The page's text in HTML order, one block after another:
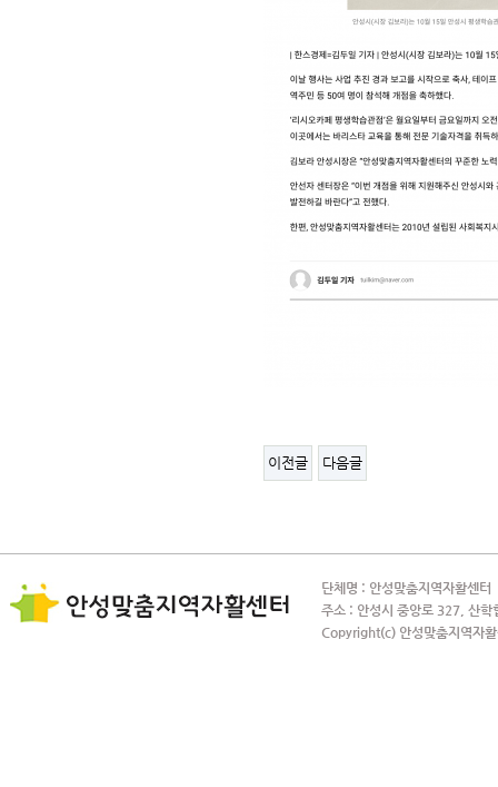
이전글 다음글
단체명 : 안성맞춤지역자활센
주소 : 안성시 중앙로 327, 산
Copyright(c) 안성맞춤지역